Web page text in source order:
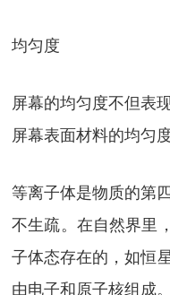
均匀度
屏幕的均匀度不但表
屏幕表面材料的均匀
等离子体是物质的第
不生疏。在自然界里
子体态存在的，如恒
由电子和原子核组成